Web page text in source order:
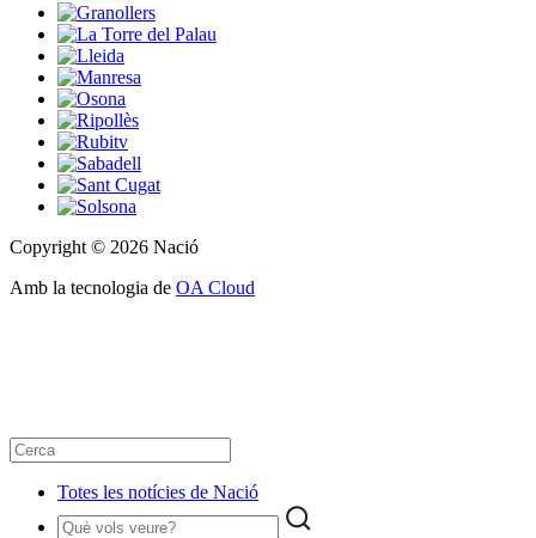
Copyright © 2026 Nació
Amb la tecnologia de OA Cloud
Totes les notícies de Nació